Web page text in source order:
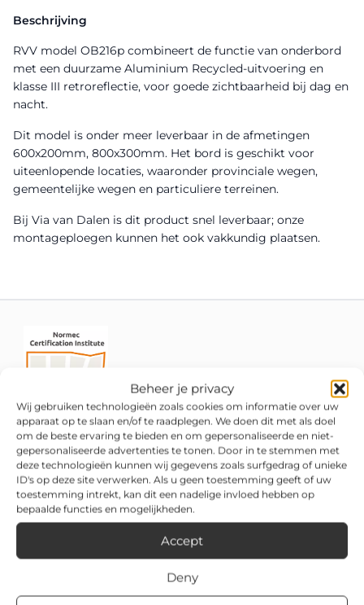
Beheer je privacy
Wij gebruiken technologieën zoals cookies om informatie over uw
apparaat op te slaan en/of te raadplegen. We doen dit met als doel
om de beste ervaring te bieden en om gepersonaliseerde en niet-
gepersonaliseerde advertenties te tonen. Door in te stemmen met
deze technologieën kunnen wij gegevens zoals surfgedrag of unieke
ID's op deze site verwerken. Als u geen toestemming geeft of uw
toestemming intrekt, kan dit een nadelige invloed hebben op
bepaalde functies en mogelijkheden.
Accept
Deny
Beschrijving
RVV model OB216p combineert de functie van onderbord
met een duurzame Aluminium Recycled-uitvoering en
klasse III retroreflectie, voor goede zichtbaarheid bij dag en
nacht.
Dit model is onder meer leverbaar in de afmetingen
600x200mm, 800x300mm. Het bord is geschikt voor
uiteenlopende locaties, waaronder provinciale wegen,
gemeentelijke wegen en particuliere terreinen.
Bij Via van Dalen is dit product snel leverbaar; onze
montageploegen kunnen het ook vakkundig plaatsen.